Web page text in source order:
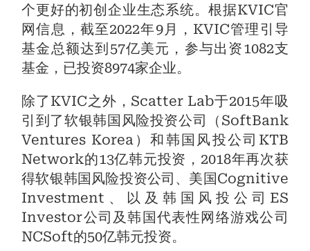
个更好的初创企业生态系统。根据KVIC官
网信息，截至2022年9月，KVIC管理引导
基金总额达到57亿美元，参与出资1082支
基金，已投资8974家企业。
除了KVIC之外，Scatter Lab于2015年吸
引到了软银韩国风险投资公司（SoftBank
Ventures Korea）和韩国风投公司KTB
Network的13亿韩元投资，2018年再次获
得软银韩国风险投资公司、美国Cognitive
Investment、以及韩国风投公司ES
Investor公司及韩国代表性网络游戏公司
NCSoft的50亿韩元投资。